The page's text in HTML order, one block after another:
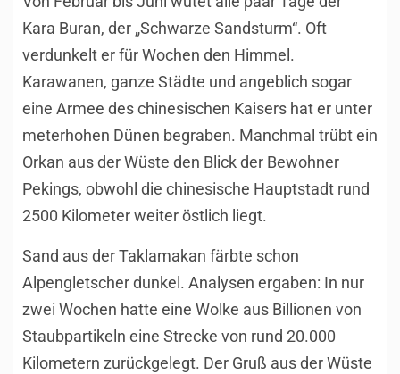
Kara Buran, der „Schwarze Sandsturm“. Oft
verdunkelt er für Wochen den Himmel.
Karawanen, ganze Städte und angeblich sogar
eine Armee des chinesischen Kaisers hat er unter
meterhohen Dünen begraben. Manchmal trübt ein
Orkan aus der Wüste den Blick der Bewohner
Pekings, obwohl die chinesische Hauptstadt rund
2500 Kilometer weiter östlich liegt.
Sand aus der Taklamakan färbte schon
Alpengletscher dunkel. Analysen ergaben: In nur
zwei Wochen hatte eine Wolke aus Billionen von
Staubpartikeln eine Strecke von rund 20.000
Kilometern zurückgelegt. Der Gruß aus der Wüste